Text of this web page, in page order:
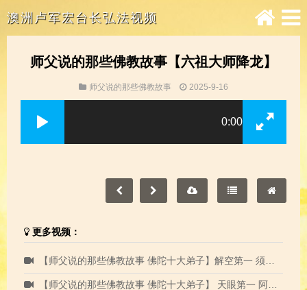
澳洲卢军宏台长弘法视频
师父说的那些佛教故事【六祖大师降龙】
师父说的那些佛教故事 2025-9-16
0:00
更多视频：
【师父说的那些佛教故事 佛陀十大弟子】解空第一 须菩提尊者
【师父说的那些佛教故事 佛陀十大弟子】 天眼第一 阿那律尊者